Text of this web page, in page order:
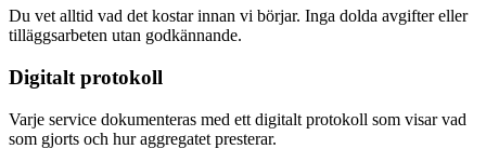
Du vet alltid vad det kostar innan vi börjar. Inga dolda avgifter eller
tilläggsarbeten utan godkännande.
Digitalt protokoll
Varje service dokumenteras med ett digitalt protokoll som visar vad
som gjorts och hur aggregatet presterar.